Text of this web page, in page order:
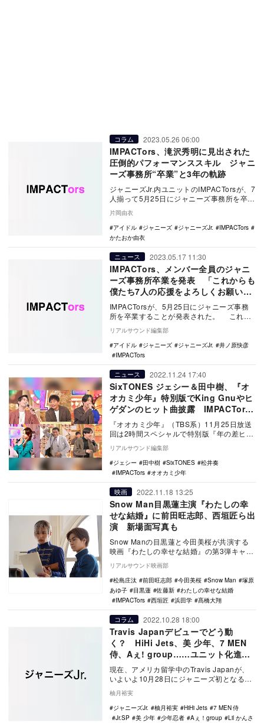
コラム 2023.05.26 06:00
IMPACTors、滝沢秀明に見出された
圧倒的パフォーマンススキル ジャニ
ーズ事務所“卒業”と3年の軌跡
ジャニーズJr.内ユニットのIMPACTorsが、7
人揃って5月25日にジャニーズ事務所を卒業
片岡由衣
アイドル
ジャニーズ ジャニーズJr.
IMPACTors
かたおか由衣
ニュース 2023.05.17 11:30
IMPACTors、メンバー全員のジャニ
ーズ事務所卒業を発表 「これからも
僕たち7人の応援をよろしくお願い致
します」
IMPACTorsが、5月25日にジャニーズ事務
所を卒業することが発表された。 これ
は、ジャニーズJr.公式エンタメサイト「…
リアルサウンド編集部
アイドル
ジャニーズ ジャニーズJr.
井ノ原快彦
IMPACTors
ニュース 2022.11.24 17:40
SixTONES ジェシー＆田中樹、『オ
オカミ少年』特別版でKing Gnuやヒ
ゲダンのヒット曲披露 IMPACTors
松井奏も登場
『オオカミ少年』（TBS系）11月25日放送
回は2時間スペシャルで特別版『年の差ヒッ
ト曲バトル！ハマダ歌謡祭』をオンエア。
レギュ…
リアルサウンド編集部
ジェシー
田中樹 SixTONES
松井奏
IMPACTors
オオカミ少年
映画 2022.11.18 13:25
Snow Man目黒蓮主演『わたしの幸
せな結婚』に前田旺志郎、西垣匠ら出
演 新場面写真も
Snow Manの目黒蓮と今田美桜が共演する
映画『わたしの幸せな結婚』の第3弾キャス
トとして、前田旺志郎、西垣匠らの出演が
発表さ…
リアルサウンド映画部
松島庄汰
前田旺志郎 今田美桜 Snow Man
塚原
あゆ子
目黒蓮 佐藤新
わたしの幸せな結婚
IMPACTors
西垣匠 浜田学 髙橋大翔
コラム 2022.10.28 18:00
Travis Japanデビューでどう動
く？ HiHi Jets、美 少年、7 MEN
侍、Aぇ! group……ユニット化進む
ジャニーズJr.の今
現在、アメリカ留学中のTravis Japanが、
いよいよ10月28日にジャニーズ初となる全
世界デビューを果たす。発表直後からジ…
柚月裕実
ジャニーズJr.
柚月裕実 HiHi Jets
7 MEN 侍
Jr.SP
美 少年 少年忍者 Aぇ！group
Lil かんさ